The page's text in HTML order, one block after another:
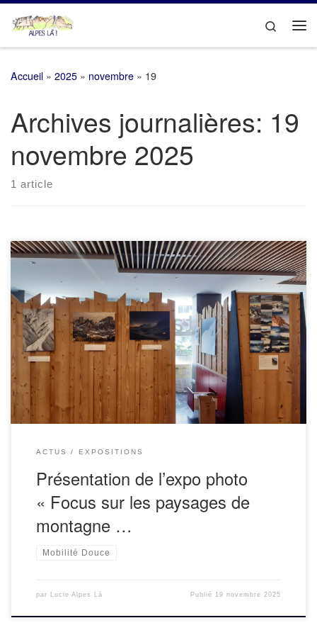
Passer au contenu
Search
Accueil » 2025 » novembre » 19
Archives journalières: 19
novembre 2025
1 article
Diffusion de l’exposition – 21 mai – 1er juillet 2025 : Maison
Grenoble Montagne– 13 novembre- 3 décembre 2025 :
Médiathèque de l’INP ENSE3 N’hésitez pas à nous
contacter si […]
ACTUS EXPOSITIONS
Présentation de l’expo photo
« Focus sur les paysages de
montagne …
Mobilité Douce
par Lucie Alpes Là Publié 19 novembre 2025